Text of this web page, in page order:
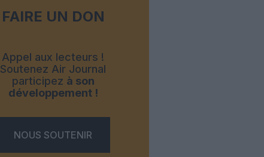
FAIRE UN DON
Appel aux lecteurs !
Soutenez Air Journal
participez à son
développement !
NOUS SOUTENIR